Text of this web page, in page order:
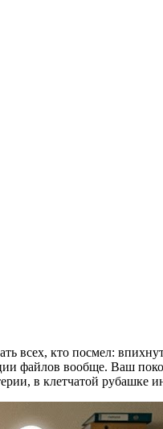
всех, кто посмел:
файлов вообще. Ваш
в клетчатой